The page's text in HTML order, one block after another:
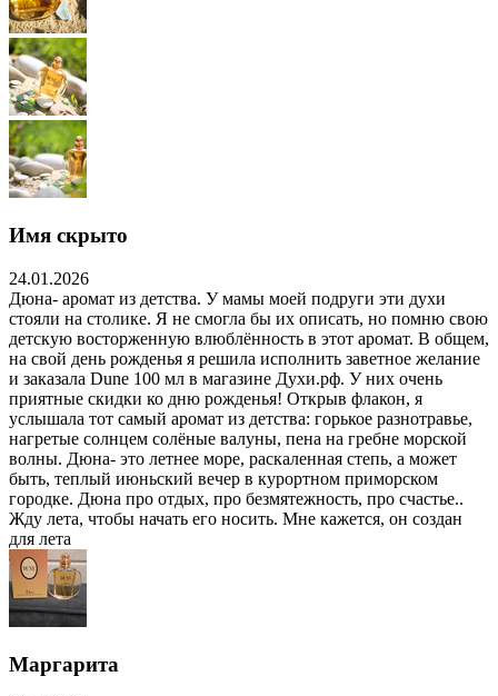
Имя скрыто
24.01.2026
Дюна- аромат из детства. У мамы моей подруги эти духи
стояли на столике. Я не смогла бы их описать, но помню свою
детскую восторженную влюблённость в этот аромат. В общем,
на свой день рожденья я решила исполнить заветное желание
и заказала Dune 100 мл в магазине Духи.рф. У них очень
приятные скидки ко дню рожденья! Открыв флакон, я
услышала тот самый аромат из детства: горькое разнотравье,
нагретые солнцем солёные валуны, пена на гребне морской
волны. Дюна- это летнее море, раскаленная степь, а может
быть, теплый июньский вечер в курортном приморском
городке. Дюна про отдых, про безмятежность, про счастье..
Жду лета, чтобы начать его носить. Мне кажется, он создан
для лета
Маргарита